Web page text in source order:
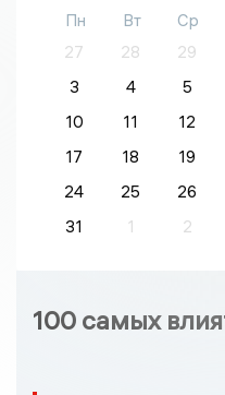
Пн Вт Ср
27
28 29
3
4 5
10
11 12
17
18 19
24
25 26
31
1 2
100 самых